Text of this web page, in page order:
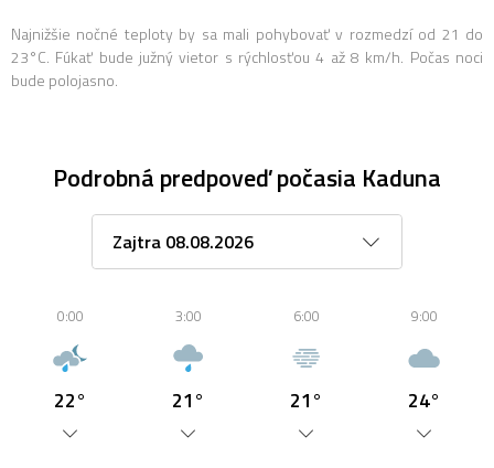
Najnižšie nočné teploty by sa mali pohybovať v rozmedzí od 21 do
23°C. Fúkať bude južný vietor s rýchlosťou 4 až 8 km/h. Počas noci
bude polojasno.
Podrobná predpoveď počasia Kaduna
0:00
22°
3:00
21°
6:00
21°
9:00
24°